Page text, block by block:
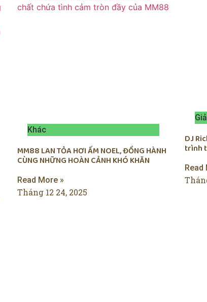
Khác
MM88 LAN TỎA HƠI ẤM NOEL, ĐỒNG HÀNH
CÙNG NHỮNG HOÀN CẢNH KHÓ KHĂN
Read More »
Tháng 12 24, 2025
DJ
trình
Read